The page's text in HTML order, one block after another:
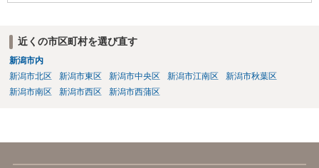
近くの市区町村を選び直す
新潟市内
新潟市北区
新潟市東区 新潟市中央区 新潟市江南区
新潟市秋葉区
新潟市南区
新潟市西区 新潟市西蒲区